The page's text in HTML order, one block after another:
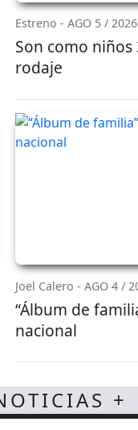
Estreno - AGO 5 / 2026
Son como
rodaje
Joel Calero - AGO 4 /
“Álbum de
nacional
+